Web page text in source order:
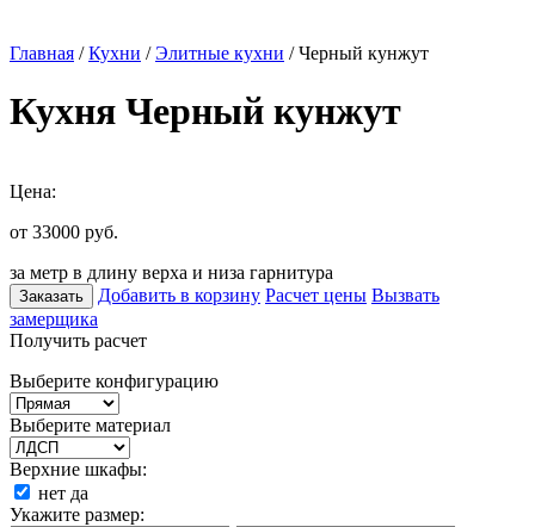
Главная /Кухни /Элитные кухни / Черный кунжут
Кухня Черный кунжут
Цена:
от 33000 руб.
за метр в длину верха и низа гарнитура
Заказать Добавить в корзину Расчет цены Вызвать
замерщика
Получить расчет
Выберите конфигурацию
Выберите материал
Верхние шкафы:
нет да
Укажите размер: